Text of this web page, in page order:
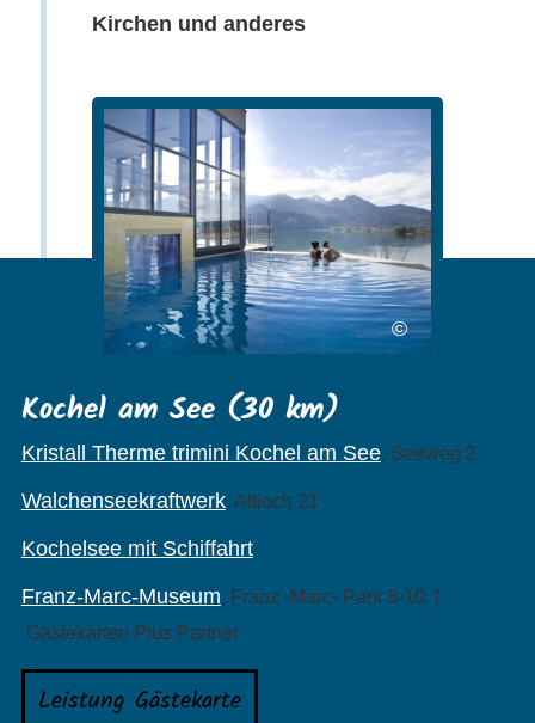
Kirchen und anderes
©
Kochel am See (30 km)
Kristall Therme trimini Kochel am See, Seeweg 2
Walchenseekraftwerk, Altjoch 21
Kochelsee mit Schiffahrt
Franz-Marc-Museum, Franz -Marc- Park 8-10 |
Gästekarten Plus Partner
Leistung Gästekarte